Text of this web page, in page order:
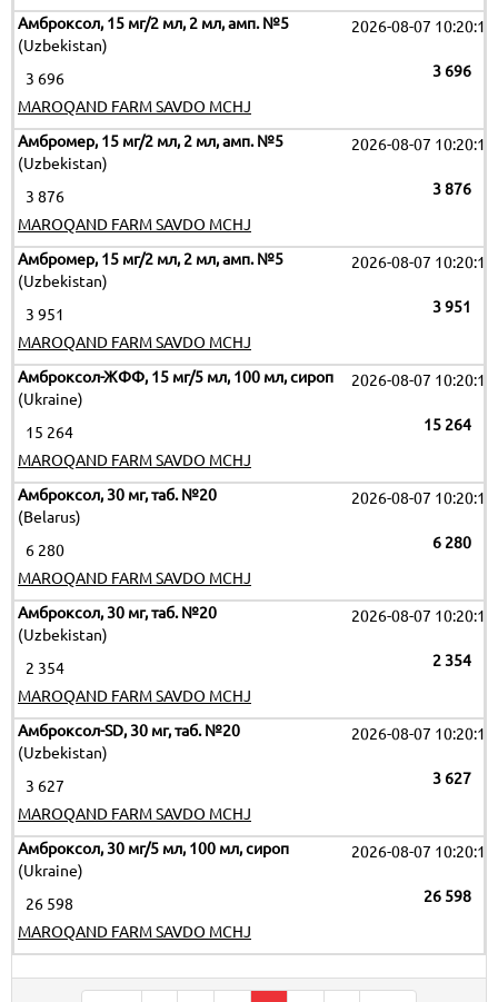
Амброксол, 15 мг/2 мл, 2 мл, амп. №5
(Uzbekistan)
2026-08-07 10:20:11
3 696
3 696
MAROQAND FARM SAVDO MCHJ
Амбромер, 15 мг/2 мл, 2 мл, амп. №5
(Uzbekistan)
2026-08-07 10:20:11
3 876
3 876
MAROQAND FARM SAVDO MCHJ
Амбромер, 15 мг/2 мл, 2 мл, амп. №5
(Uzbekistan)
2026-08-07 10:20:11
3 951
3 951
MAROQAND FARM SAVDO MCHJ
Амброксол-ЖФФ, 15 мг/5 мл, 100 мл, сироп
(Ukraine)
2026-08-07 10:20:11
15 264
15 264
MAROQAND FARM SAVDO MCHJ
Амброксол, 30 мг, таб. №20
(Belarus)
2026-08-07 10:20:11
6 280
6 280
MAROQAND FARM SAVDO MCHJ
Амброксол, 30 мг, таб. №20
(Uzbekistan)
2026-08-07 10:20:11
2 354
2 354
MAROQAND FARM SAVDO MCHJ
Амброксол-SD, 30 мг, таб. №20
(Uzbekistan)
2026-08-07 10:20:11
3 627
3 627
MAROQAND FARM SAVDO MCHJ
Амброксол, 30 мг/5 мл, 100 мл, сироп
(Ukraine)
2026-08-07 10:20:11
26 598
26 598
MAROQAND FARM SAVDO MCHJ